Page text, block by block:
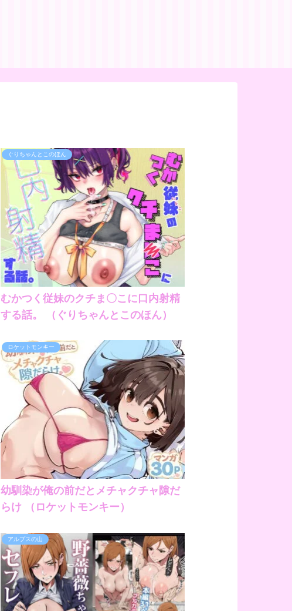
ぐりちゃんとこのほん
むかつく従妹のクチま〇こに口内射精
する話。 （ぐりちゃんとこのほん）
ロケットモンキー
幼馴染が俺の前だとメチャクチャ隙だ
らけ （ロケットモンキー）
アルプスの山